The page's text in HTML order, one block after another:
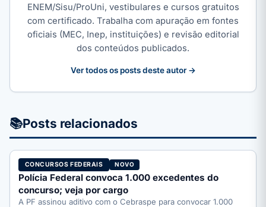
ENEM/Sisu/ProUni, vestibulares e cursos gratuitos
com certificado. Trabalha com apuração em fontes
oficiais (MEC, Inep, instituições) e revisão editorial
dos conteúdos publicados.
Ver todos os posts deste autor →
📚Posts relacionados
CONCURSOS FEDERAIS NOVO
Polícia Federal convoca 1.000 excedentes do
concurso; veja por cargo
A PF assinou aditivo com o Cebraspe para convocar 1.000